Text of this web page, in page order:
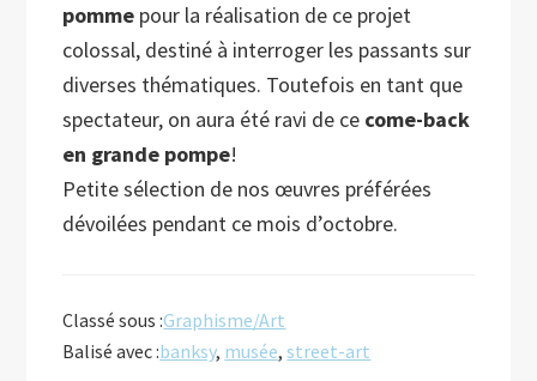
pomme pour la réalisation de ce projet
colossal, destiné à interroger les passants sur
diverses thématiques. Toutefois en tant que
spectateur, on aura été ravi de ce come-back
en grande pompe!
Petite sélection de nos œuvres préférées
dévoilées pendant ce mois d’octobre.
Classé sous :Graphisme/Art
Balisé avec :banksy, musée,street-art